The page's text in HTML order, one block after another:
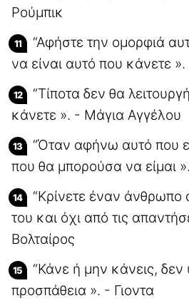
Ρούμπικ
“Αφήστε την ομορφιά
να είναι αυτό που κάνετε
“Τίποτα δεν θα
κάνετε ». - Μάγια Αγγέλου
“Όταν αφήνω αυτό που
που θα μπορούσα να είμαι
“Κρίνετε έναν άνθρωπο
του και όχι από τις
Βολταίρος
“Κάνε ή μην κάνεις, δεν
προσπάθεια ». - Γιοντα